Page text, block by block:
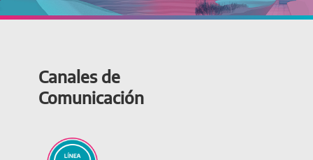
Canales de
Comunicación